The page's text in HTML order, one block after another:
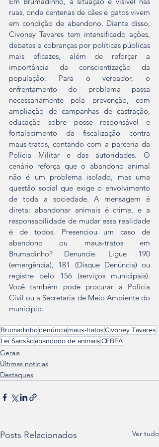
ruas, onde centenas de cães e gatos vivem
em condição de abandono. Diante disso,
Civoney Tavares tem intensificado ações,
debates e cobranças por políticas públicas
mais eficazes, além de reforçar a
importância da conscientização da
população. Para o vereador, o
enfrentamento do problema passa
necessariamente pela prevenção, com
ampliação de campanhas de castração,
educação sobre posse responsável e
fortalecimento da fiscalização contra
maus-tratos, contando com a parceria da
Polícia Militar e das autoridades. O
cenário reforça que o abandono animal
não é um problema isolado, mas uma
questão social que exige o envolvimento
de toda a sociedade. A mensagem é
direta: abandonar animais é crime, e a
responsabilidade de mudar essa realidade
é de todos. Presenciou um caso de
abandono ou maus-tratos em
Brumadinho? Denuncie. Ligue 190
(emergência), 181 (Disque Denúncia) ou
registre pelo 156 (serviços municipais).
Você também pode procurar a Polícia
Civil ou a Secretaria de Meio Ambiente do
município.
Brumadinhodenúnciamaus-tratosCivoney Tavares
Lei Sansãoabandono de animaisCEBEA
Gerais
Últimas notícias
Destaques
Posts Relacionados Ver tudo